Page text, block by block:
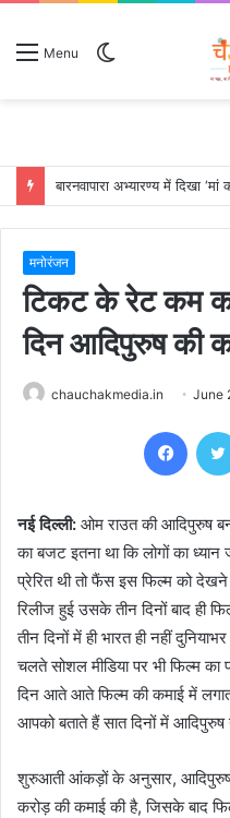
Menu
मनोरंजन
टिकट के रेट कम
दिन आदिपुरुष की
chauchakmedia.in June
नई दिल्ली: ओम राउत की आदिपुरुष
का बजट इतना था कि लोगों का ध्यान
प्रेरित थी तो फैंस इस फिल्म को
रिलीज हुई उसके तीन दिनों बाद ही
तीन दिनों में ही भारत ही नहीं
चलते सोशल मीडिया पर भी फिल्म
दिन आते आते फिल्म की कमाई में
आपको बताते हैं सात दिनों में
शुरुआती आंकड़ों के अनुसार,
करोड़ की कमाई की है, जिसके बाद